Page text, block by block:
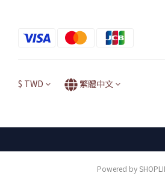
$ TWD 繁體中文
Powered by